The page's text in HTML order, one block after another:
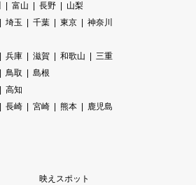
富山 長野
山梨
埼玉 千葉 東京
神奈川
兵庫 滋賀 和歌山
三重
鳥取
島根
高知
長崎 宮崎 熊本
鹿児島
映えスポット